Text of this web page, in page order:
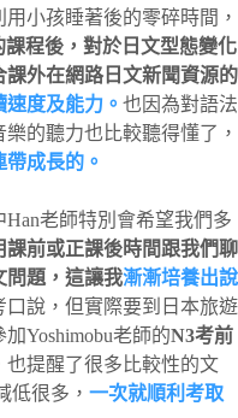
小孩睡著後的零碎時間，
課程後，對於日文型態變化
課外在網路日文新聞資源的
度及能力。 也因為對語法
的聽力也比較聽得懂了，
成長的。
老師特別會希望我們多
課前或正課後時間跟我們聊
問題，這讓我漸漸培養出說
口說，但實際要到日本旅遊
Yoshimobu老師的N3考前
也提醒了很多比較性的文
低很多， 一次就順利考取